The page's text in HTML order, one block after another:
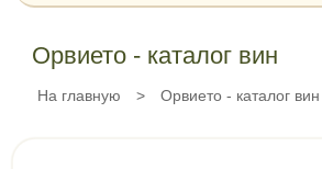
Орвието - каталог вин
На главную > Орвието - каталог вин